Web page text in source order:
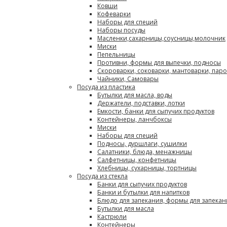
Ковши
Кофеварки
Наборы для специй
Наборы посуды
Масленки,сахарницы,соусницы,молочник
Миски
Пепельницы
Противни, формы для выпечки, подносы
Скороварки, соковарки, мантоварки,
Чайники, Самовары
Посуда из пластика
Бутылки для масла, воды
Держатели, подставки, лотки
Емкости, банки для сыпучих продуктов
Контейнеры, ланчбоксы
Миски
Наборы для специй
Подносы, дуршлаги, сушилки
Салатники, блюда, менажницы
Салфетницы, конфетницы
Хлебницы, сухарницы, тортницы
Посуда из стекла
Банки для сыпучих продуктов
Банки и бутылки для напитков
Блюдо для запекания, формы для
Бутылки для масла
Кастрюли
Контейнеры